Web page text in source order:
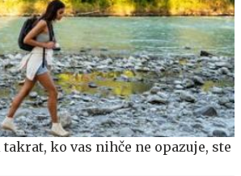
takrat, ko vas nihče ne opazuje, ste